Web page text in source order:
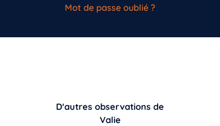
Mot de passe oublié ?
D'autres observations de
Valie